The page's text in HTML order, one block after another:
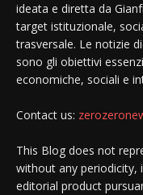
ideata e diretta da
target istituzionale,
trasversale. Le notizie
sono gli obiettivi
economiche, sociali e
Contact us:
This Blog does not
without any periodicity,
editorial product